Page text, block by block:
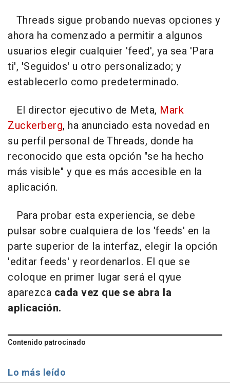
Threads sigue probando nuevas opciones y
ahora ha comenzado a permitir a algunos
usuarios elegir cualquier 'feed', ya sea 'Para
ti', 'Seguidos' u otro personalizado; y
establecerlo como predeterminado.
El director ejecutivo de Meta, Mark
Zuckerberg, ha anunciado esta novedad en
su perfil personal de Threads, donde ha
reconocido que esta opción "se ha hecho
más visible" y que es más accesible en la
aplicación.
Para probar esta experiencia, se debe
pulsar sobre cualquiera de los 'feeds' en la
parte superior de la interfaz, elegir la opción
'editar feeds' y reordenarlos. El que se
coloque en primer lugar será el qyue
aparezca cada vez que se abra la
aplicación.
Contenido patrocinado
Lo más leído